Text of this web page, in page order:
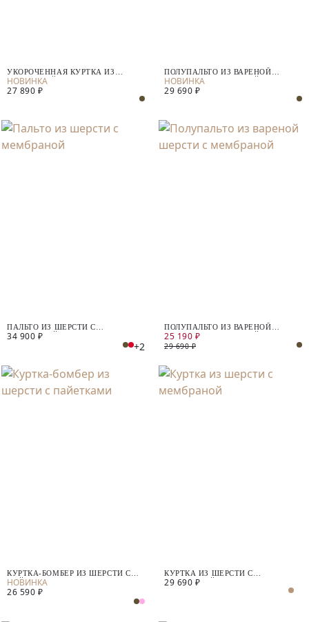
УКОРОЧЕННАЯ КУРТКА ИЗ
ФАКТУРНОЙ ШЕРСТИ С
МЕМБРАНОЙ
27 890 ₽
ПОЛУПАЛЬТО ИЗ ВАРЕНОЙ
ШЕРСТИ С МЕМБРАНОЙ
29 690 ₽
ПАЛЬТО ИЗ ШЕРСТИ С
МЕМБРАНОЙ
34 900 ₽
+2
ПОЛУПАЛЬТО ИЗ ВАРЕНОЙ
ШЕРСТИ С МЕМБРАНОЙ
25 190 ₽
29 690 ₽
КУРТКА-БОМБЕР ИЗ ШЕРСТИ С
ПАЙЕТКАМИ
26 590 ₽
КУРТКА ИЗ ШЕРСТИ С
МЕМБРАНОЙ
29 690 ₽